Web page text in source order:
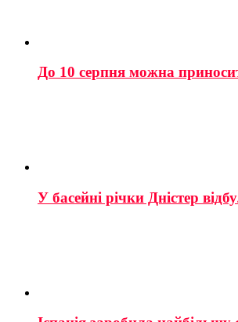
До 10 серпня можна
У басейні річки Дністер